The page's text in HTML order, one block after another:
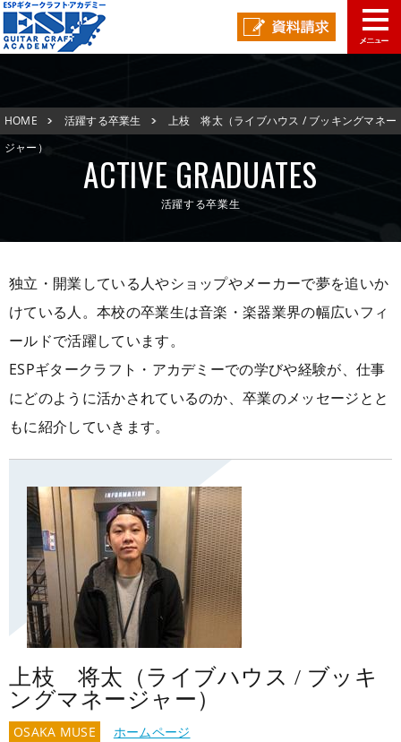
メッセージ ESPヒストリー 学校の特長
学科コース
学科・コース紹介
よくある質問
就職進路指導 就職実績 卒業生紹介
イベント 学生作品 来校アーティスト
アーティストメッセージ 講師の腕自慢
コラム GCAの人気動画紹介
各校紹介
東京校
大阪校
オープンキャンパス 資料請求
HOME 活躍する卒業生
上枝 将太（ライブハウス / ブッキングマネー
ジャー）
ACTIVE GRADUATES
活躍する卒業生
独立・開業している人やショップやメーカーで夢を追いか
けている人。本校の卒業生は音楽・楽器業界の幅広いフィ
ールドで活躍しています。
ESPギタークラフト・アカデミーでの学びや経験が、仕事
にどのように活かされているのか、卒業のメッセージとと
もに紹介していきます。
上枝 将太（ライブハウス / ブッキ
ングマネージャー）
OSAKA MUSE ホームページ